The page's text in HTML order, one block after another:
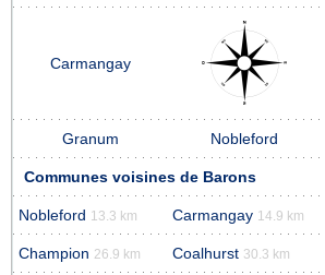
Carmangay
Granum Nobleford
Communes voisines de Barons
Nobleford 13.3 km Carmangay 14.9 km
Champion 26.9 km Coalhurst 30.3 km